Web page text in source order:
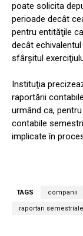
poate solicita
perioade decât
pentru entităţile
decât
sfârşitul
Instituţia
raportării
urmând ca,
contabile
implicate în
TAGS companii
raportari semestriale